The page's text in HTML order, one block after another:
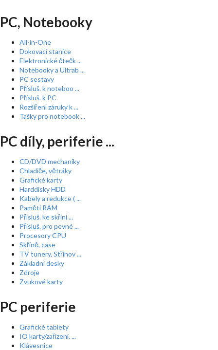
PC, Notebooky
All-in-One
Dokovací stanice
Elektronické čtečk ...
Notebooky a Ultrab ...
PC sestavy
Přísluš. k noteboo ...
Přísluš. k PC
Rozšíření záruky k ...
Tašky pro notebook ...
PC díly, periferie ...
CD/DVD mechaniky
Chladiče, větráky
Grafické karty
Harddisky HDD
Kabely a redukce ( ...
Paměti RAM
Přísluš. ke skříní ...
Přísluš. pro pevné ...
Procesory CPU
Skříně, case
TV tunery, Střihov ...
Základní desky
Zdroje
Zvukové karty
PC periferie
Grafické tablety
IO karty/zařízení, ...
Klávesnice